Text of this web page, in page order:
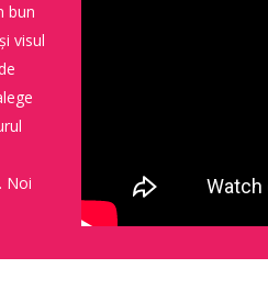
bun
visul
Noi